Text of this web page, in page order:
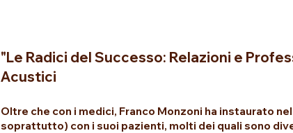
"Le Radici del Successo: Relazioni e
Acustici
Oltre che con i medici, Franco Monzoni ha instaurato
soprattutto) con i suoi pazienti, molti dei quali sono